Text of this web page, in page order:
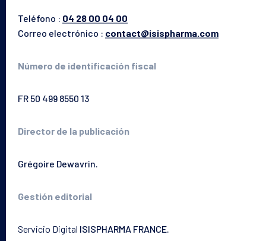
Teléfono : 04 28 00 04 00
Correo electrónico : contact@isispharma.com
Número de identificación fiscal
FR 50 499 8550 13
Director de la publicación
Grégoire Dewavrin.
Gestión editorial
Servicio Digital ISISPHARMA FRANCE.